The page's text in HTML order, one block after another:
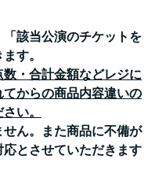
該当公演のチケットを
す。
・合計金額などレジに
からの商品内容違いの
い。
ん。また商品に不備が
とさせていただきます